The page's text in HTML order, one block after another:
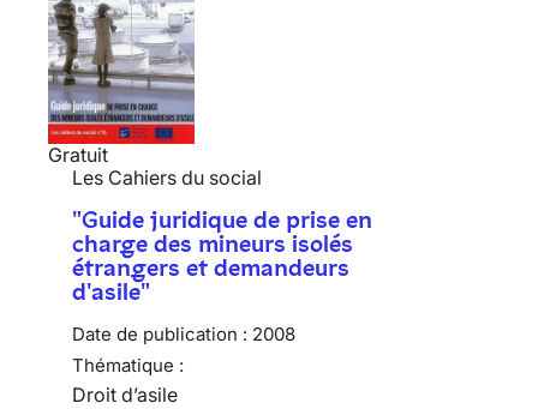
Gratuit
Les Cahiers du social
"Guide juridique de prise en
charge des mineurs isolés
étrangers et demandeurs
d'asile"
Date de publication : 2008
Thématique :
Droit d’asile